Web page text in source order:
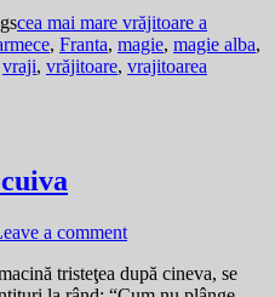
cea mai mare vrăjitoare a
, Franta, magie, magie alba,
vraji, vrăjitoare, vrajitoarea
a comment
tristeţea după cineva, se